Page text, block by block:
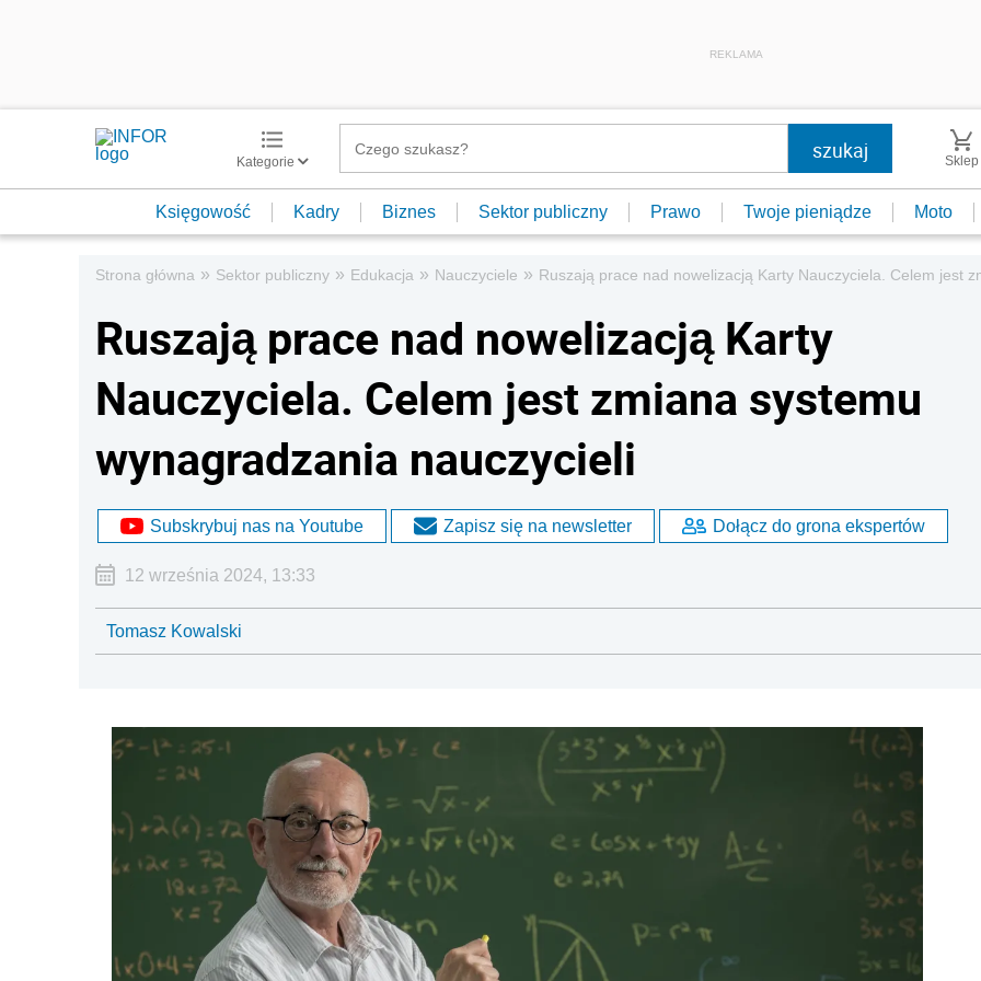
REKLAMA
Kategorie Sklep
Księgowość Kadry Biznes Sektor publiczny Prawo Twoje pieniądze Moto
Strona główna » Sektor publiczny » Edukacja » Nauczyciele » Ruszają prace nad nowelizacją Karty Nauczyciela. Celem jest
Ruszają prace nad nowelizacją Karty
Nauczyciela. Celem jest zmiana systemu
wynagradzania nauczycieli
Subskrybuj nas na Youtube Zapisz się na newsletter Dołącz do grona ekspertów
12 września 2024, 13:33
Tomasz Kowalski